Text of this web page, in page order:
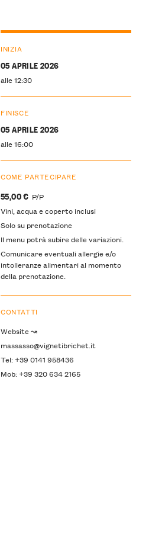
INIZIA
05 APRILE 2026
alle 12:30
FINISCE
05 APRILE 2026
alle 16:00
COME PARTECIPARE
55,00 € P/P
Vini, acqua e coperto inclusi
Solo su prenotazione
Il menu potrà subire delle variazioni.
Comunicare eventuali allergie e/o
intolleranze alimentari al momento
della prenotazione.
CONTATTI
Website ↝
massasso@vignetibrichet.it
Tel: +39 0141 958436
Mob: +39 320 634 2165